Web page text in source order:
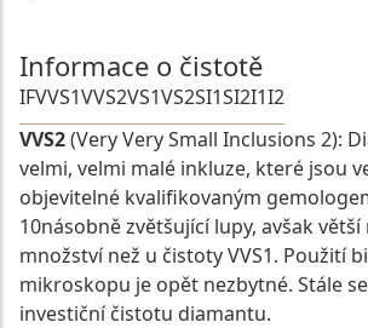
Informace o čistotě
IFVVS1VVS2VS1VS2SI1SI2I1I2
VVS2(Very Very Small Inclusions 2):
velmi, velmi malé inkluze, které jsou
objevitelné kvalifikovaným
10násobně zvětšující lupy, avšak
množství než u čistoty VVS1. Použití
mikroskopu je opět nezbytné. Stále
investiční čistotu diamantu.